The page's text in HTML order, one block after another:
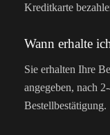
Kreditkarte
Wann erhalte
Sie erhalten Ihre
angegeben, nach
Bestellbestätigung.